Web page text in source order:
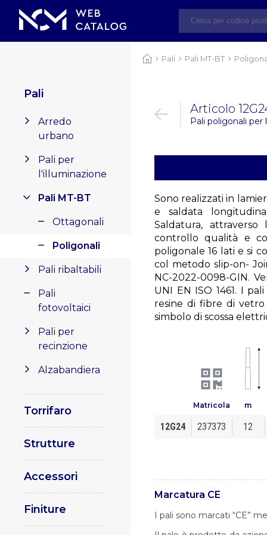
Pali
Arredo
urbano
Pali per
l'illuminazione
Pali MT-BT
Ottagonali
Poligonali
Pali ribaltabili
Pali
fotovoltaici
Pali per
recinzione
Alzabandiera
Torrifaro
Strutture
Accessori
Finiture
Pali Pali MT-BT
Articolo
Pali poligonali
Sono realizzati in
e saldata
Saldatura, attraverso
controllo qualità e
poligonale 16 lati e si
col metodo slip-on-
NC-2022-0098-GIN.
UNI EN ISO 1461. I
resine di fibre di
simbolo di scossa
Matricola m
12G24 237373 12
Marcatura CE
I pali sono marcati “CE”